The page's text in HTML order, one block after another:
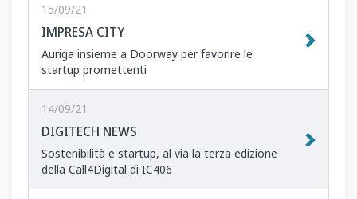
15/09/21
IMPRESA CITY
Auriga insieme a Doorway per favorire le
startup promettenti
14/09/21
DIGITECH NEWS
Sostenibilità e startup, al via la terza edizione
della Call4Digital di IC406